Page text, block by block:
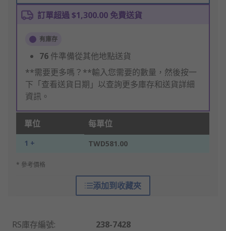
訂單超過 $1,300.00 免費送貨
有庫存
76 件準備從其他地點送貨
**需要更多嗎？**輸入您需要的數量，然後按一
下「查看送貨日期」以查詢更多庫存和送貨詳細
資訊。
單位 每單位
1 + TWD581.00
* 參考價格
添加到收藏夾
RS庫存編號:
238-7428